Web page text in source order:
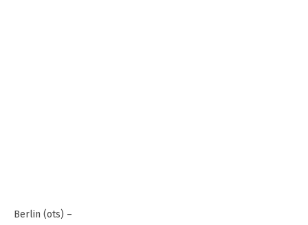
Berlin (ots) –